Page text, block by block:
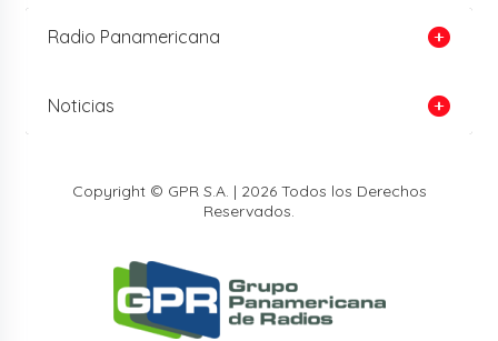
Radio Panamericana
Noticias
Copyright © GPR S.A. | 2026 Todos los Derechos
Reservados.